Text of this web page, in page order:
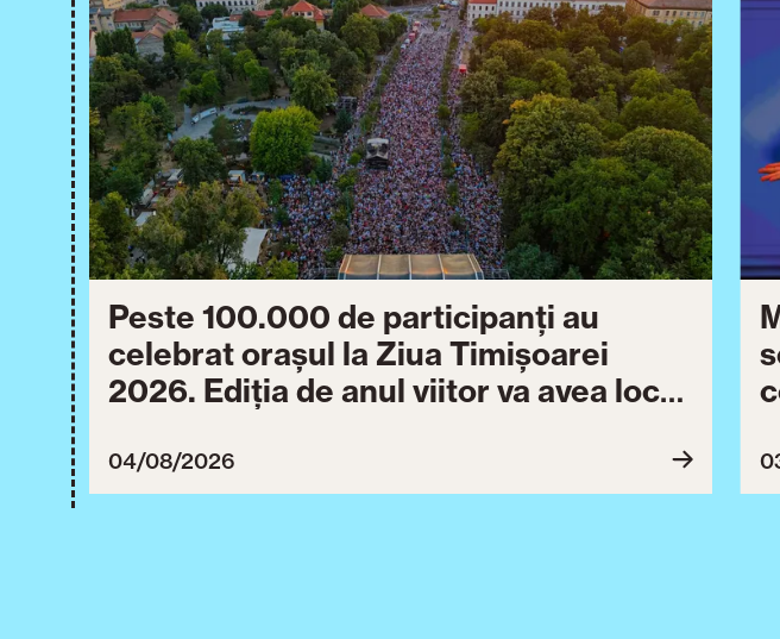
Peste 100.000 de participanți au
celebrat orașul la Ziua Timișoarei
2026. Ediția de anul viitor va avea loc
04/08/2026